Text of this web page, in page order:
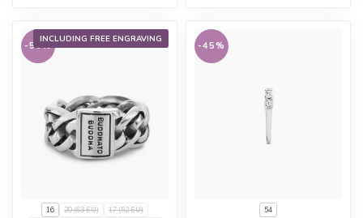
INCLUDING FREE ENGRAVING
16 20 (63 EU)
17 (52 EU)
-50%
54
-45%